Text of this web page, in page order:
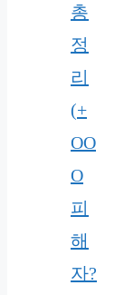
총
정
리
(+
OO
O
피
해
자?